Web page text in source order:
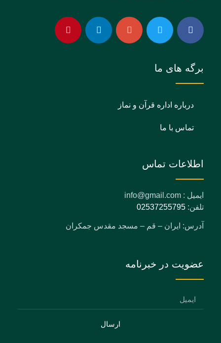
برگه های ما
درباره اداره قرآن و نماز
تماس با ما
اطلاعات تماس
ایمیل : info@gmail.com
تلفن: 02537255795
آدرس: ایران – قم – مسجد مقدس جمکران
عضویت در خبرنامه
ارسال